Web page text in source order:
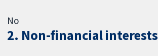
No
2. Non-financial interests